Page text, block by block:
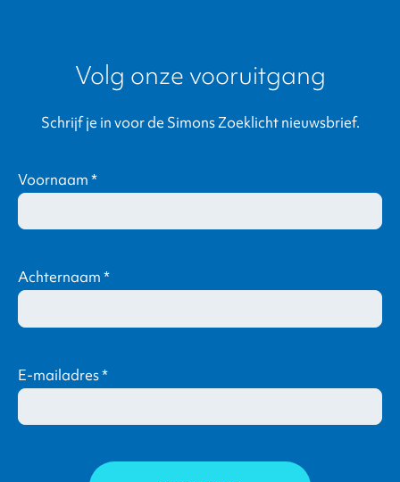
Volg onze vooruitgang
Schrijf je in voor de Simons Zoeklicht nieuwsbrief.
Voornaam*
Achternaam*
E-mailadres*